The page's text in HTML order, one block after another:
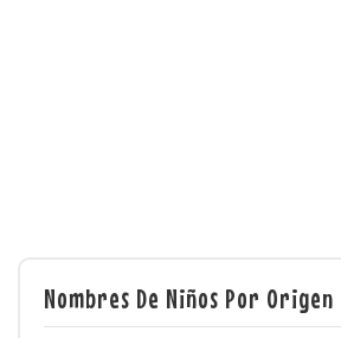
Nombres De Niños Por Origen